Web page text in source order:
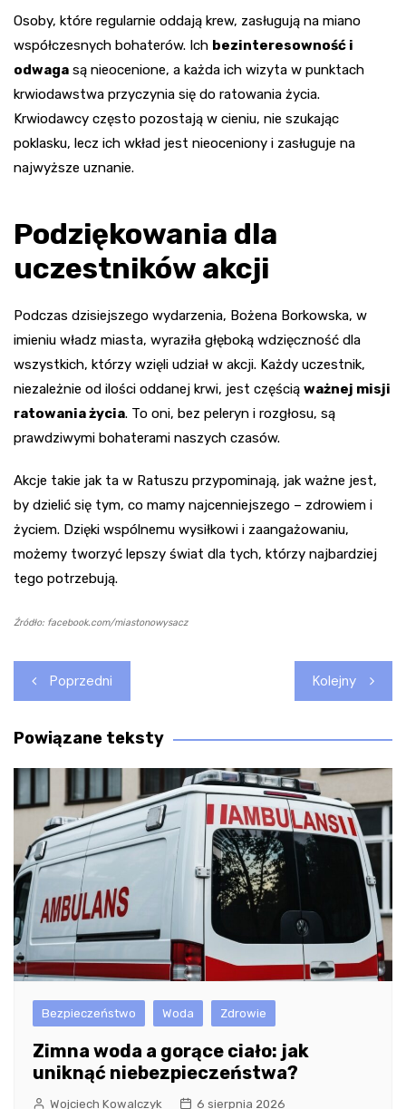
Osoby, które regularnie oddają krew, zasługują na miano
współczesnych bohaterów. Ich bezinteresowność i
odwaga są nieocenione, a każda ich wizyta w punktach
krwiodawstwa przyczynia się do ratowania życia.
Krwiodawcy często pozostają w cieniu, nie szukając
poklasku, lecz ich wkład jest nieoceniony i zasługuje na
najwyższe uznanie.
Podziękowania dla
uczestników akcji
Podczas dzisiejszego wydarzenia, Bożena Borkowska, w
imieniu władz miasta, wyraziła głęboką wdzięczność dla
wszystkich, którzy wzięli udział w akcji. Każdy uczestnik,
niezależnie od ilości oddanej krwi, jest częścią ważnej misji
ratowania życia. To oni, bez peleryn i rozgłosu, są
prawdziwymi bohaterami naszych czasów.
Akcje takie jak ta w Ratuszu przypominają, jak ważne jest,
by dzielić się tym, co mamy najcenniejszego – zdrowiem i
życiem. Dzięki wspólnemu wysiłkowi i zaangażowaniu,
możemy tworzyć lepszy świat dla tych, którzy najbardziej
tego potrzebują.
Źródło: facebook.com/miastonowysacz
Nawigacja
wpisu
Poprzedni Kolejny
Powiązane teksty
Bezpieczeństwo Woda Zdrowie
Zimna woda a gorące ciało: jak
uniknąć niebezpieczeństwa?
Wojciech Kowalczyk 6 sierpnia 2026